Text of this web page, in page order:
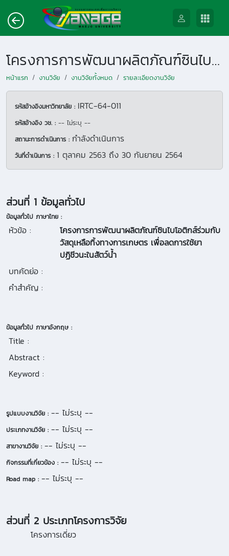
โครงการการพัฒนาผลิตภัณฑ์ซินไบโอติกส์ร่วมกับวัสดุเหลือทิ้งทางการเกษตร เพื่อลดการใช้ยาปฏิชีวนะในสัตว์น้ำ
หน้าแรก งานวิจัย งานวิจัยทั้งหมด รายละเอียดงานวิจัย
รหัสอ้างอิงมหาวิทยาลัย : IRTC-64-011
รหัสอ้างอิง วช. : -- ไม่ระบุ --
สถานะการดำเนินการ : กำลังดำเนินการ
วันที่ดำเนินการ : 1 ตุลาคม 2563 ถึง 30 กันยายน 2564
ส่วนที่ 1 ข้อมูลทั่วไป
ข้อมูลทั่วไป ภาษาไทย :
หัวข้อ :
โครงการการพัฒนาผลิตภัณฑ์ซินไบโอติกส์ร่วมกับ
วัสดุเหลือทิ้งทางการเกษตร เพื่อลดการใช้ยา
ปฏิชีวนะในสัตว์น้ำ
บทคัดย่อ :
คำสำคัญ :
ข้อมูลทั่วไป ภาษาอังกฤษ :
Title :
Abstract :
Keyword :
รูปแบบงานวิจัย : -- ไม่ระบุ --
ประเภทงานวิจัย : -- ไม่ระบุ --
สาขางานวิจัย : -- ไม่ระบุ --
กิจกรรมที่เกี่ยวข้อง : -- ไม่ระบุ --
Road map : -- ไม่ระบุ --
ส่วนที่ 2 ประเภทโครงการวิจัย
โครงการเดี่ยว